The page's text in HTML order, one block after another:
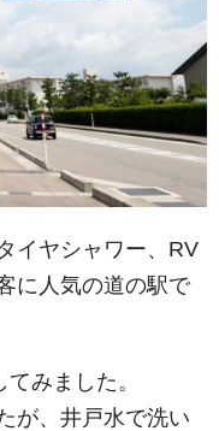
イヤシャワー、RV
に人気の道の駅で
みました。
が、井戸水で洗い